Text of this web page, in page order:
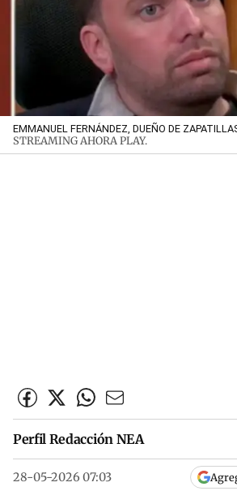
EMMANUEL FERNÁNDEZ, DUEÑO DE
STREAMING AHORA PLAY.
Perfil Redacción NEA
28-05-2026 07:03